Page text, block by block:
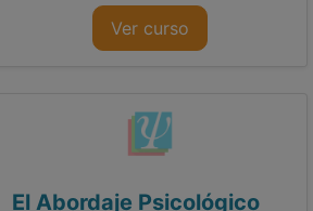
Ver curso
El Abordaje Psicológico